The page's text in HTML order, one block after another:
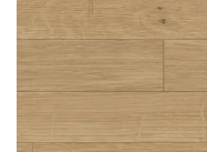
Wymiary